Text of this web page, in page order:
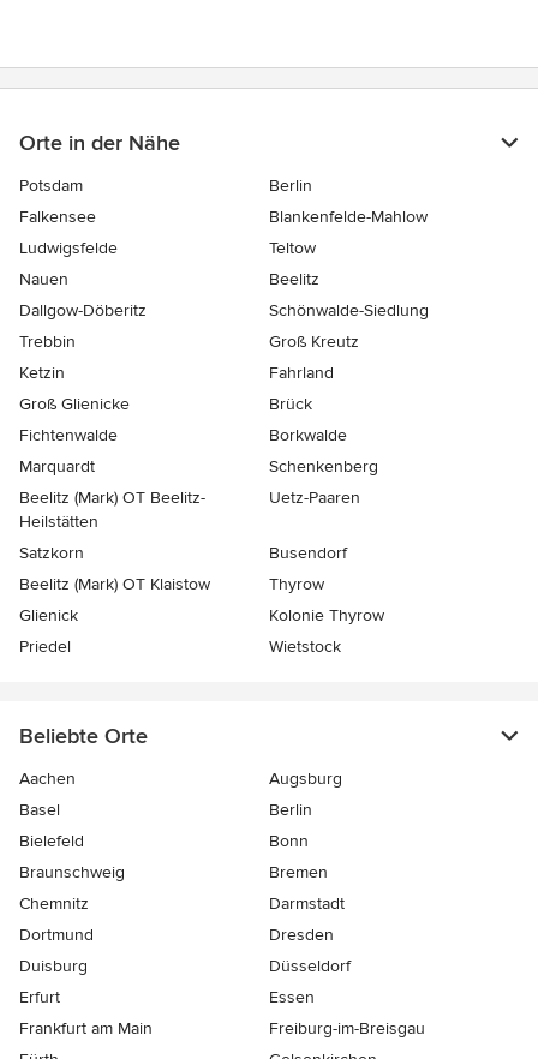
Orte in der Nähe
Potsdam
Berlin
Falkensee
Blankenfelde-Mahlow
Ludwigsfelde
Teltow
Nauen
Beelitz
Dallgow-Döberitz
Schönwalde-Siedlung
Trebbin
Groß Kreutz
Ketzin
Fahrland
Groß Glienicke
Brück
Fichtenwalde
Borkwalde
Marquardt
Schenkenberg
Beelitz (Mark) OT Beelitz-
Heilstätten
Uetz-Paaren
Satzkorn
Busendorf
Beelitz (Mark) OT Klaistow
Thyrow
Glienick
Kolonie Thyrow
Priedel
Wietstock
Beliebte Orte
Aachen
Augsburg
Basel
Berlin
Bielefeld
Bonn
Braunschweig
Bremen
Chemnitz
Darmstadt
Dortmund
Dresden
Duisburg
Düsseldorf
Erfurt
Essen
Frankfurt am Main
Freiburg-im-Breisgau